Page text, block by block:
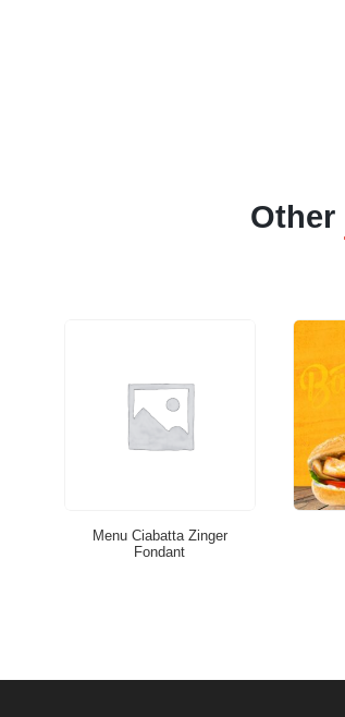
Other
Menu Ciabatta Zinger
Fondant